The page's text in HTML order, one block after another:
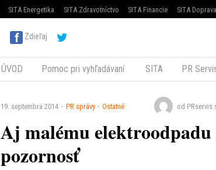
SITA Energetika SITA Zdravotníctvo SITA Financie SITA Doprava
Zdieľaj
ÚVOD Pomoc pri vyhľadávaní SITA PR
19. septembra 2014 PR správy Ostatné od
Aj malému
pozornosť